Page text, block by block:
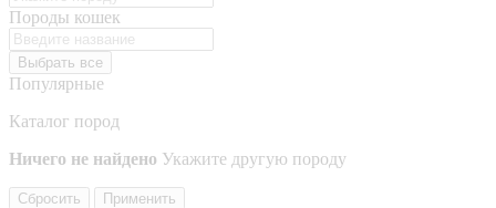
Породы кошек
Выбрать все
Популярные
Каталог пород
Ничего не найдено Укажите другую породу
Сбросить Применить